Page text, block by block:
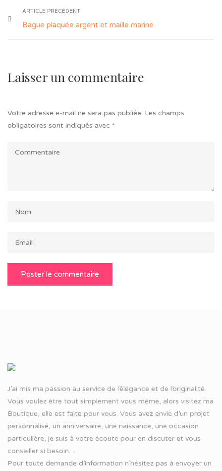
ARTICLE PRÉCÉDENT
Bague plaquée argent et maille marine
Laisser un commentaire
Votre adresse e-mail ne sera pas publiée. Les champs
obligatoires sont indiqués avec *
J’ai mis ma passion au service de l’élégance et de l’originalité.
Vous voulez être tout simplement vous même, alors visitez ma
Boutique, elle est faite pour vous. Vous avez envie d’un projet
personnalisé, un anniversaire, une naissance, une occasion
particulière, je suis à votre écoute pour en discuter et vous
conseiller si besoin…
Pour toute demande d’information n’hésitez pas à envoyer un